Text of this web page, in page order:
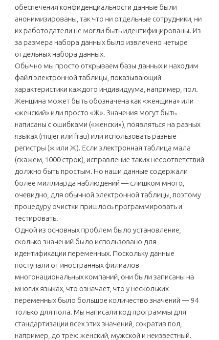
обеспечения конфиденциальности данные были
анонимизированы, так что ни отдельные сотрудники, ни
их работодатели не могли быть идентифицированы. Из-
за размера набора данных было извлечено четыре
отдельных набора данных.
Обычно мы просто открываем базы данных и находим
файл электронной таблицы, показывающий
характеристики каждого индивидуума, например, пол.
Женщина может быть обозначена как «женщина» или
«женский» или просто «Ж». Значения могут быть
написаны с ошибками («женски»), появляться на разных
языках (mujer или frau) или использовать разные
регистры (ж или Ж). Если электронная таблица мала
(скажем, 1000 строк), исправление таких несоответствий
должно быть простым. Но наши данные содержали
более миллиарда наблюдений — слишком много,
очевидно, для обычной электронной таблицы, поэтому
процедуру очистки пришлось программировать и
тестировать.
Одной из основных проблем было установление,
сколько значений было использовано для
идентификации переменных. Поскольку данные
поступали от иностранных филиалов
многонациональных компаний, они были записаны на
многих языках, что означает, что у нескольких
переменных было большое количество значений — 94
только для пола. Мы написали код программы для
стандартизации всех этих значений, сократив пол,
например, до трех: женский, мужской и неизвестный.